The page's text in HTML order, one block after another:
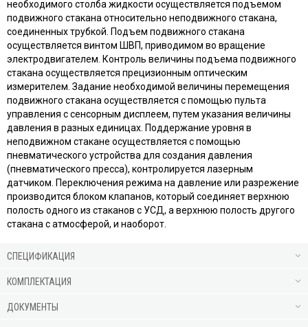
необходимого столба жидкости осуществляется подъемом
подвижного стакана относительно неподвижного стакана,
соединенных трубкой. Подъем подвижного стакана
осуществляется винтом ШВП, приводимом во вращение
электродвигателем. Контроль величины подъема подвижного
стакана осуществляется прецизионным оптическим
измерителем. Задание необходимой величины перемещения
подвижного стакана осуществляется с помощью пульта
управления с сенсорным дисплеем, путем указания величины
давления в разных единицах. Поддержание уровня в
неподвижном стакане осуществляется с помощью
пневматического устройства для создания давления
(пневматического пресса), контролируется лазерным
датчиком. Переключения режима на давление или разрежение
производится блоком клапанов, который соединяет верхнюю
полость одного из стаканов с УСД, а верхнюю полость другого
стакана с атмосферой, и наоборот.
СПЕЦИФИКАЦИЯ
КОМПЛЕКТАЦИЯ
ДОКУМЕНТЫ